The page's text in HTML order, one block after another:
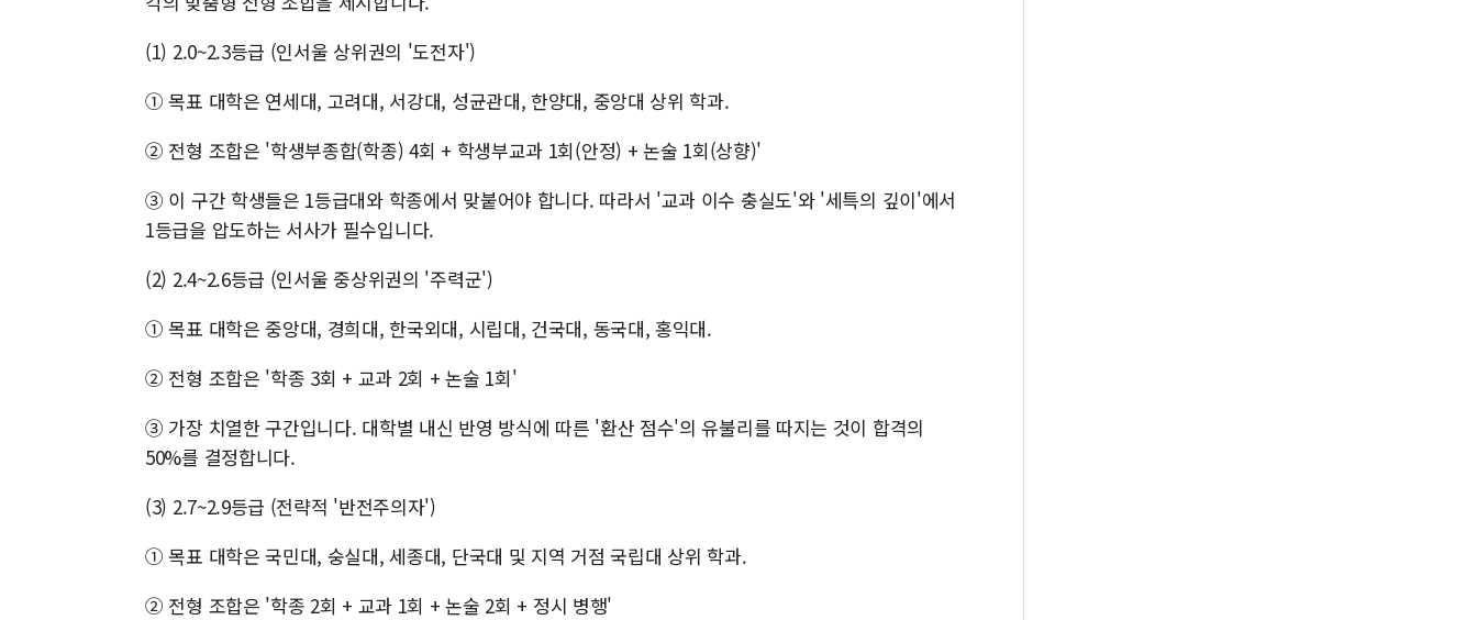
(1) 2.0~2.3등급 (인서울 상위권의 '도전자')
① 목표 대학은 연세대, 고려대, 서강대, 성균관대, 한양대, 중앙대 상위 학과.
② 전형 조합은 '학생부종합(학종) 4회 + 학생부교과 1회(안정) + 논술 1회(상향)'
③ 이 구간 학생들은 1등급대와 학종에서 맞붙어야 합니다. 따라서 '교과 이수 충실도'와 '세특의 깊이'에서
1등급을 압도하는 서사가 필수입니다.
(2) 2.4~2.6등급 (인서울 중상위권의 '주력군')
① 목표 대학은 중앙대, 경희대, 한국외대, 시립대, 건국대, 동국대, 홍익대.
② 전형 조합은 '학종 3회 + 교과 2회 + 논술 1회'
③ 가장 치열한 구간입니다. 대학별 내신 반영 방식에 따른 '환산 점수'의 유불리를 따지는 것이 합격의
50%를 결정합니다.
(3) 2.7~2.9등급 (전략적 '반전주의자')
① 목표 대학은 국민대, 숭실대, 세종대, 단국대 및 지역 거점 국립대 상위 학과.
② 전형 조합은 '학종 2회 + 교과 1회 + 논술 2회 + 정시 병행'